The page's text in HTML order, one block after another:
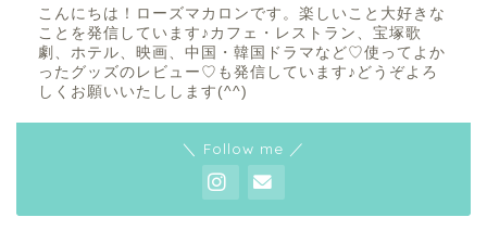
こんにちは！ローズマカロンです。楽しいこと大好きな
ことを発信しています♪カフェ・レストラン、宝塚歌
劇、ホテル、映画、中国・韓国ドラマなど♡使ってよか
ったグッズのレビュー♡も発信しています♪どうぞよろ
しくお願いいたしします(^^)
＼ Follow me ／